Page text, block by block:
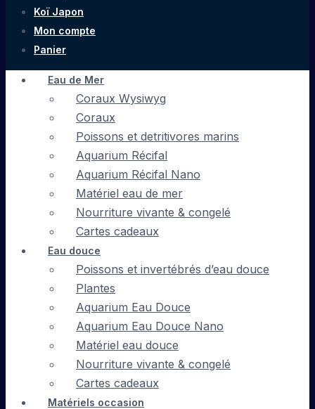
Koï Japon
Mon compte
Panier
Eau de Mer
Coraux Wysiwyg
Coraux
Poissons et detritivores marins
Aquarium Récifal
Aquarium Récifal Nano
Matériel eau de mer
Nourriture vivante & congelé
Cartes cadeaux
Eau douce
Poissons et invertébrés d’eau douce
Plantes
Aquarium Eau Douce
Aquarium Eau Douce Nano
Matériel eau douce
Nourriture vivante & congelé
Cartes cadeaux
Matériels occasion